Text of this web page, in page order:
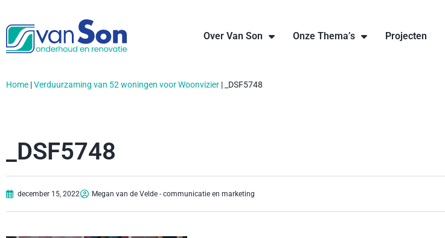
Over Van Son Onze Thema’s Projecten
Home |Verduurzaming van 52 woningen voor Woonvizier | _DSF5748
_DSF5748
december 15, 2022 Megan van de Velde - communicatie en marketing